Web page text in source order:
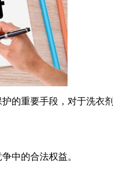
的重要手段，对于洗衣
中的合法权益。